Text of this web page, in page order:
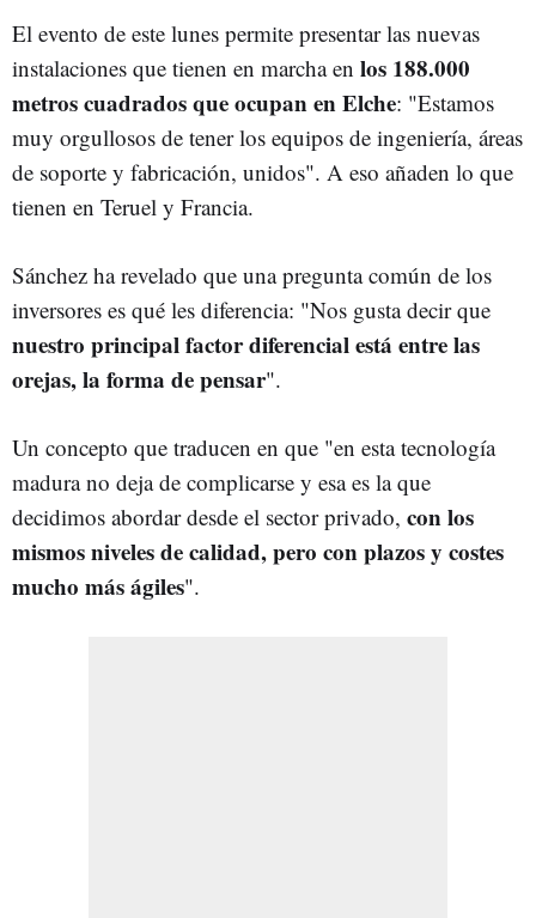
El evento de este lunes permite presentar las nuevas
instalaciones que tienen en marcha en los 188.000
metros cuadrados que ocupan en Elche: "Estamos
muy orgullosos de tener los equipos de ingeniería, áreas
de soporte y fabricación, unidos". A eso añaden lo que
tienen en Teruel y Francia.
Sánchez ha revelado que una pregunta común de los
inversores es qué les diferencia: "Nos gusta decir que
nuestro principal factor diferencial está entre las
orejas, la forma de pensar".
Un concepto que traducen en que "en esta tecnología
madura no deja de complicarse y esa es la que
decidimos abordar desde el sector privado, con los
mismos niveles de calidad, pero con plazos y costes
mucho más ágiles".